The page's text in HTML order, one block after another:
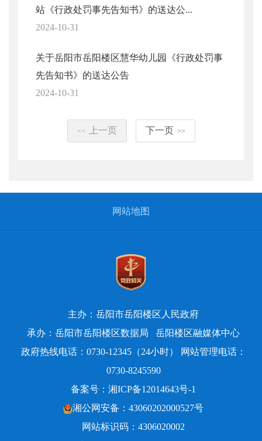
站《行政处罚事先告知书》的送达公...
2024-10-31
关于岳阳市岳阳楼区慧华幼儿园《行政处罚事
先告知书》的送达公告
2024-10-31
<< 上一页 下一页 >>
网站地图
主办：岳阳市岳阳楼区人民政府
承办：岳阳市岳阳楼区数据局
岳阳楼区融媒体中心
政府热线电话：0730-12345（24小时） 网站管理电话：
0730-8245590
备案号： 湘ICP备12014643号-1
湘公网安备：43060202000527号
网站标识码：4306020002